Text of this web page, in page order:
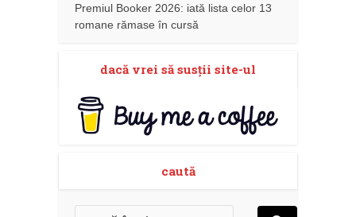
Premiul Booker 2026: iată lista celor 13
romane rămase în cursă
dacă vrei să susţii site-ul
caută